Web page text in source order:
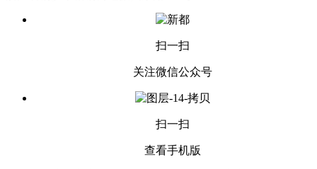
扫一扫
关注微信公众号
扫一扫
查看手机版